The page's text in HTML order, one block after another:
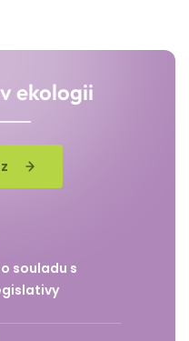
ekologii
souladu s